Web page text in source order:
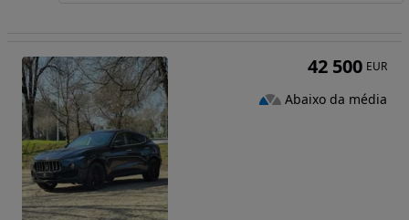
42 500 EUR
Abaixo da média